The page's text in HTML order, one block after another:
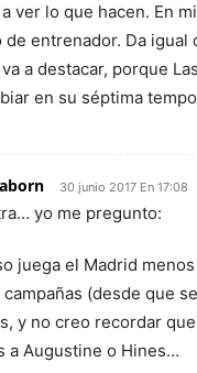
ver lo que hacen. En
de entrenador. Da
a destacar, porque
en su séptima
30 junio 2017 En 17:08
yo me pregunto:
juega el Madrid
(desde que
y no creo recordar
a Augustine o Hines…